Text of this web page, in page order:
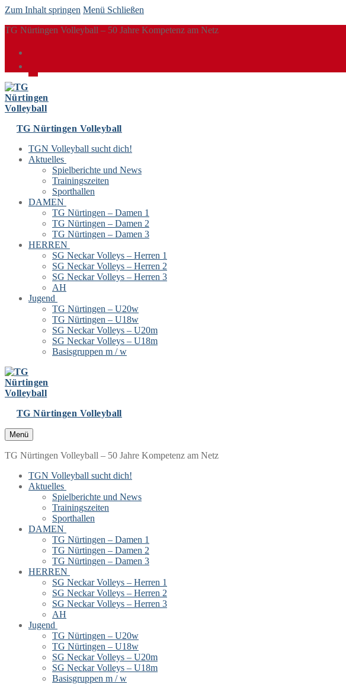
Zum Inhalt springen Menü Schließen
TG Nürtingen Volleyball – 50 Jahre Kompetenz am Netz
TG Nürtingen Volleyball
TGN Volleyball sucht dich!
Aktuelles
Spielberichte und News
Trainingszeiten
Sporthallen
DAMEN
TG Nürtingen – Damen 1
TG Nürtingen – Damen 2
TG Nürtingen – Damen 3
HERREN
SG Neckar Volleys – Herren 1
SG Neckar Volleys – Herren 2
SG Neckar Volleys – Herren 3
AH
Jugend
TG Nürtingen – U20w
TG Nürtingen – U18w
SG Neckar Volleys – U20m
SG Neckar Volleys – U18m
Basisgruppen m / w
TG Nürtingen Volleyball
Menü
TG Nürtingen Volleyball – 50 Jahre Kompetenz am Netz
TGN Volleyball sucht dich!
Aktuelles
Spielberichte und News
Trainingszeiten
Sporthallen
DAMEN
TG Nürtingen – Damen 1
TG Nürtingen – Damen 2
TG Nürtingen – Damen 3
HERREN
SG Neckar Volleys – Herren 1
SG Neckar Volleys – Herren 2
SG Neckar Volleys – Herren 3
AH
Jugend
TG Nürtingen – U20w
TG Nürtingen – U18w
SG Neckar Volleys – U20m
SG Neckar Volleys – U18m
Basisgruppen m / w